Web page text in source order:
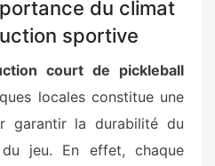
du climat
sportive
court de pickleball
locales constitue une
garantir la durabilité du
jeu. En effet, chaque